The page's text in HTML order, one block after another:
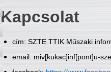
Kapcsolat
cím: SZTE TTIK Műszaki
email: miv[kukac]inf[pont]u-